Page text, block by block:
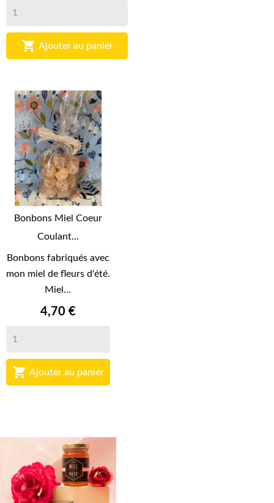
 Ajouter au panier
Bonbons Miel Coeur
Coulant...
Bonbons fabriqués avec
mon miel de fleurs d'été.
Miel...
4,70 €
 Ajouter au panier